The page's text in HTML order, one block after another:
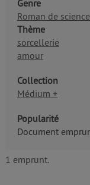
Genre
Roman de
Thème
sorcellerie
amour
Collection
Médium +
Popularité
Document
1 emprunt.